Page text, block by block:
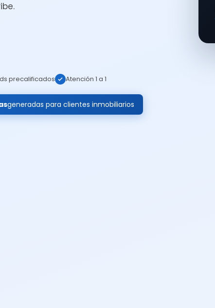
precalificados Atención 1 a 1
generadas para clientes inmobiliarios